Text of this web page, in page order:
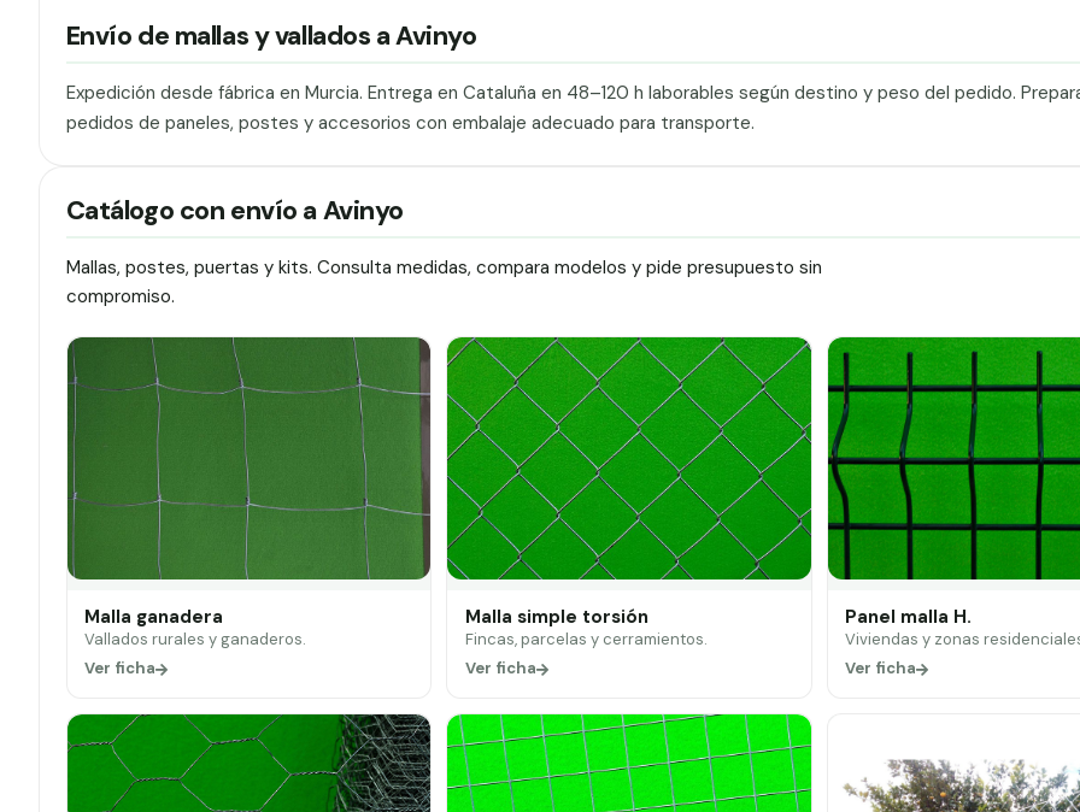
Envío de mallas y vallados a Avinyo
Expedición desde fábrica en Murcia. Entrega en Cataluña en 48–120 h laborables según destino y peso del pedido.
pedidos de paneles, postes y accesorios con embalaje adecuado para transporte.
Catálogo con envío a Avinyo
Mallas, postes, puertas y kits. Consulta medidas, compara modelos y pide presupuesto sin
compromiso.
Malla ganadera
Vallados rurales y ganaderos.
Ver ficha
Malla simple torsión
Fincas, parcelas y cerramientos.
Ver ficha
Panel malla H.
Viviendas y zonas
Ver ficha